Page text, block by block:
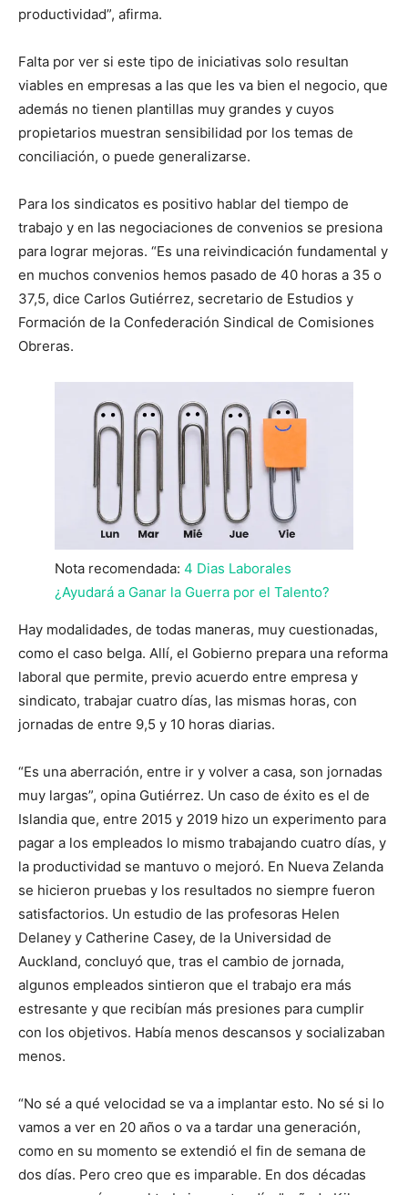
productividad”, afirma.
Falta por ver si este tipo de iniciativas solo resultan
viables en empresas a las que les va bien el negocio, que
además no tienen plantillas muy grandes y cuyos
propietarios muestran sensibilidad por los temas de
conciliación, o puede generalizarse.
Para los sindicatos es positivo hablar del tiempo de
trabajo y en las negociaciones de convenios se presiona
para lograr mejoras. “Es una reivindicación fundamental y
en muchos convenios hemos pasado de 40 horas a 35 o
37,5, dice Carlos Gutiérrez, secretario de Estudios y
Formación de la Confederación Sindical de Comisiones
Obreras.
Nota recomendada: 4 Dias Laborales
¿Ayudará a Ganar la Guerra por el Talento?
Hay modalidades, de todas maneras, muy cuestionadas,
como el caso belga. Allí, el Gobierno prepara una reforma
laboral que permite, previo acuerdo entre empresa y
sindicato, trabajar cuatro días, las mismas horas, con
jornadas de entre 9,5 y 10 horas diarias.
“Es una aberración, entre ir y volver a casa, son jornadas
muy largas”, opina Gutiérrez. Un caso de éxito es el de
Islandia que, entre 2015 y 2019 hizo un experimento para
pagar a los empleados lo mismo trabajando cuatro días, y
la productividad se mantuvo o mejoró. En Nueva Zelanda
se hicieron pruebas y los resultados no siempre fueron
satisfactorios. Un estudio de las profesoras Helen
Delaney y Catherine Casey, de la Universidad de
Auckland, concluyó que, tras el cambio de jornada,
algunos empleados sintieron que el trabajo era más
estresante y que recibían más presiones para cumplir
con los objetivos. Había menos descansos y socializaban
menos.
“No sé a qué velocidad se va a implantar esto. No sé si lo
vamos a ver en 20 años o va a tardar una generación,
como en su momento se extendió el fin de semana de
dos días. Pero creo que es imparable. En dos décadas